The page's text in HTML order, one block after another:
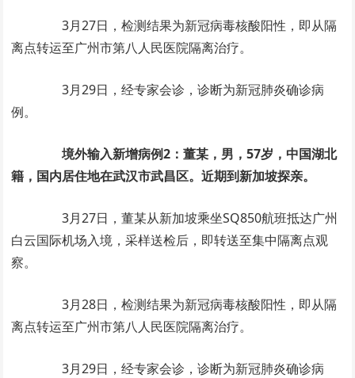
3月27日，检测结果为新冠病毒核酸阳性，即从隔
离点转运至广州市第八人民医院隔离治疗。
3月29日，经专家会诊，诊断为新冠肺炎确诊病
例。
境外输入新增病例2：董某，男，57岁，中国湖北
籍，国内居住地在武汉市武昌区。近期到新加坡探亲。
3月27日，董某从新加坡乘坐SQ850航班抵达广州
白云国际机场入境，采样送检后，即转送至集中隔离点观
察。
3月28日，检测结果为新冠病毒核酸阳性，即从隔
离点转运至广州市第八人民医院隔离治疗。
3月29日，经专家会诊，诊断为新冠肺炎确诊病